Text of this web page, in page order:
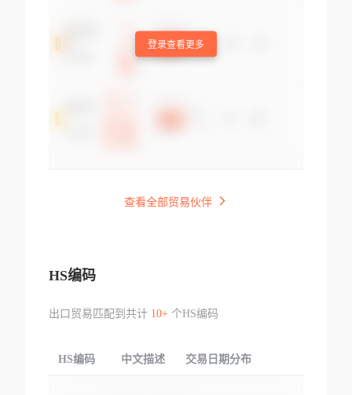
登录查看更多
查看全部贸易伙伴
HS编码
出口贸易匹配到共计 10+个HS编码
HS编码 中文描述 交易日期分布